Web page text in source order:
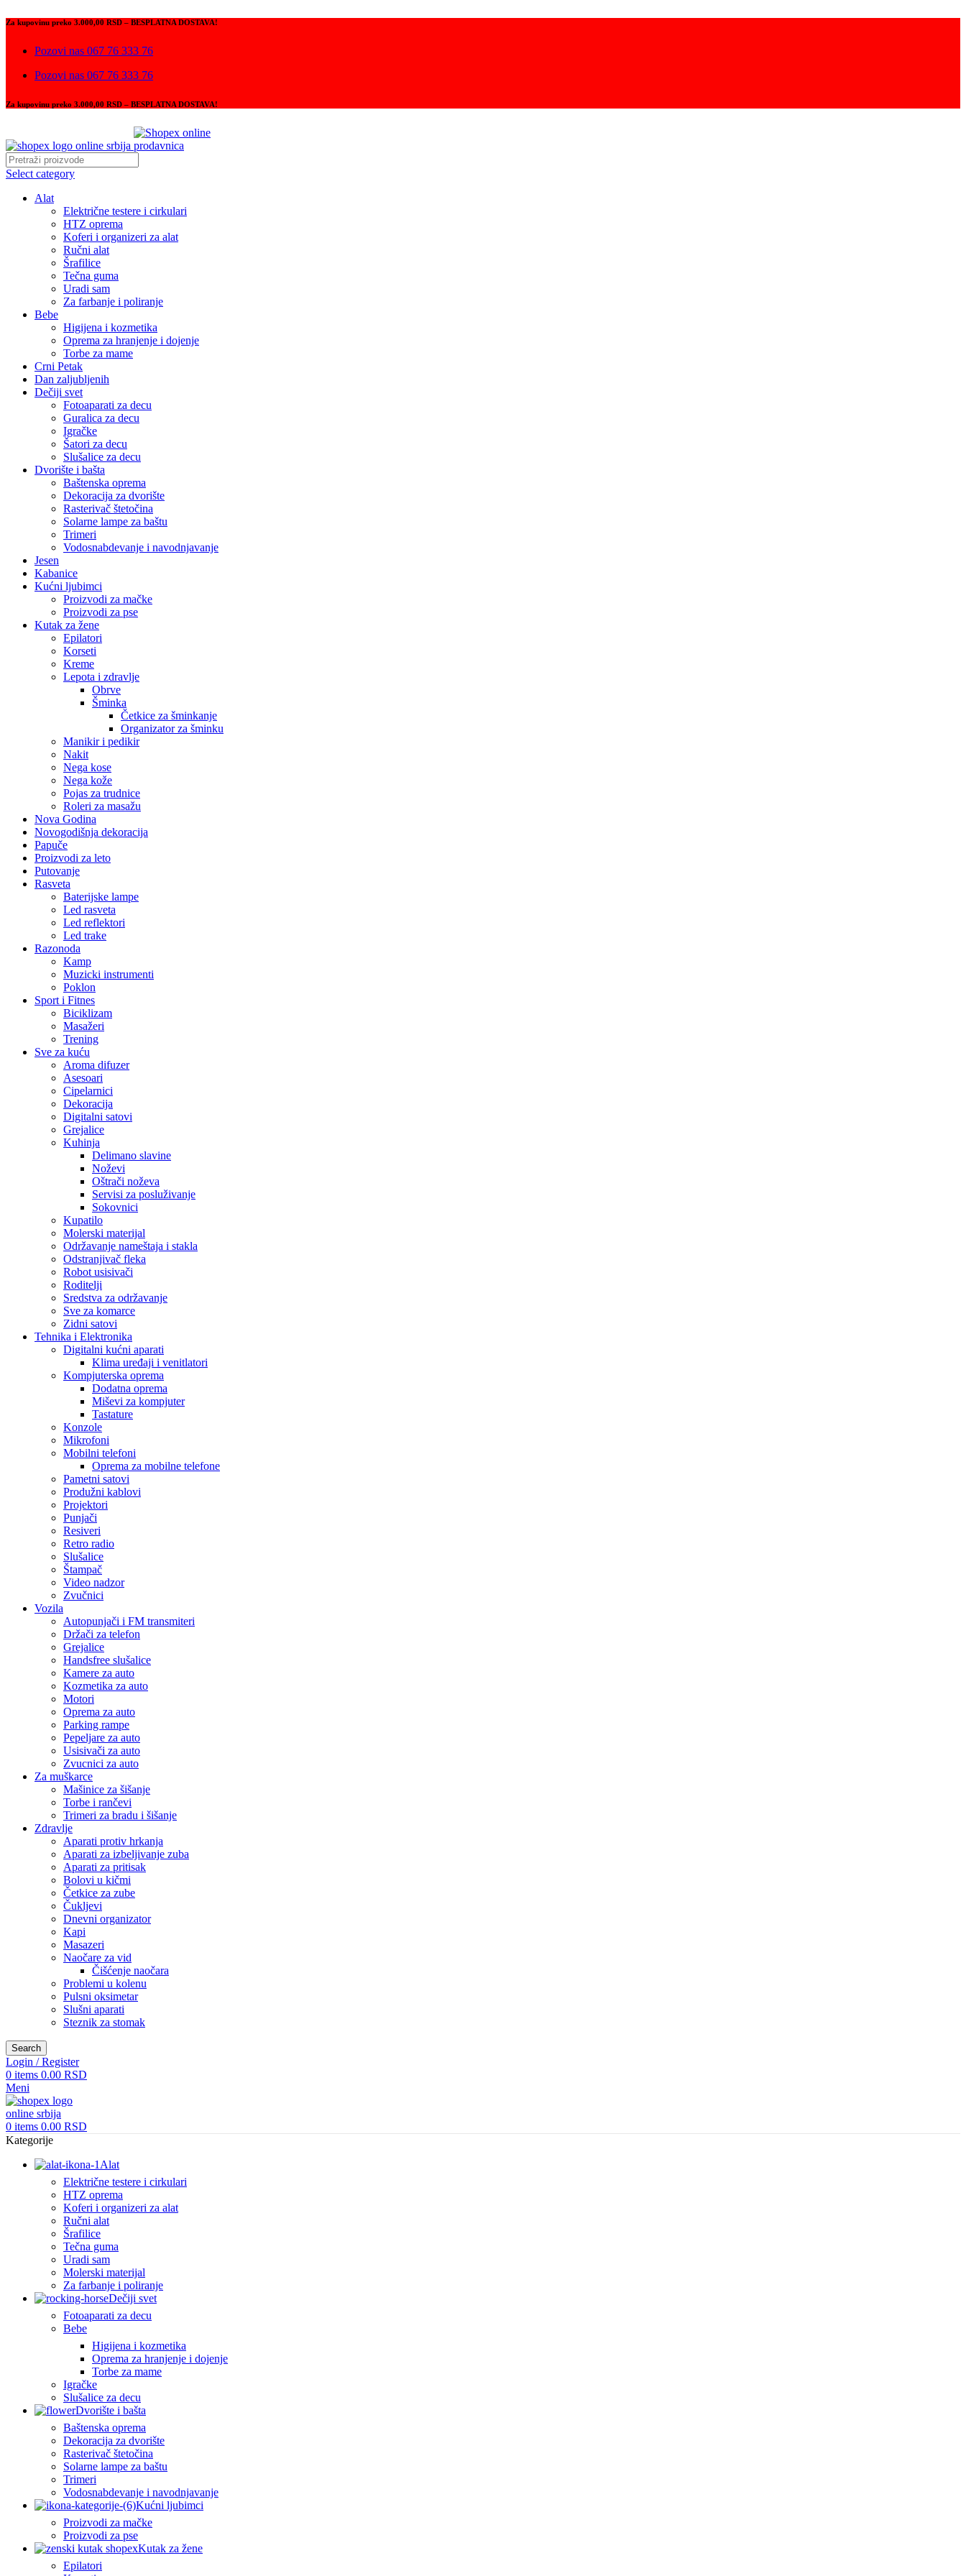
Za kupovinu preko 3.000,00 RSD – BESPLATNA DOSTAVA!
Pozovi nas 067 76 333 76
Pozovi nas 067 76 333 76
Za kupovinu preko 3.000,00 RSD – BESPLATNA DOSTAVA!
Select category
Alat
Električne testere i cirkulari
HTZ oprema
Koferi i organizeri za alat
Ručni alat
Šrafilice
Tečna guma
Uradi sam
Za farbanje i poliranje
Bebe
Higijena i kozmetika
Oprema za hranjenje i dojenje
Torbe za mame
Crni Petak
Dan zaljubljenih
Dečiji svet
Fotoaparati za decu
Guralica za decu
Igračke
Šatori za decu
Slušalice za decu
Dvorište i bašta
Baštenska oprema
Dekoracija za dvorište
Rasterivač štetočina
Solarne lampe za baštu
Trimeri
Vodosnabdevanje i navodnjavanje
Jesen
Kabanice
Kućni ljubimci
Proizvodi za mačke
Proizvodi za pse
Kutak za žene
Epilatori
Korseti
Kreme
Lepota i zdravlje
Obrve
Šminka
Četkice za šminkanje
Organizator za šminku
Manikir i pedikir
Nakit
Nega kose
Nega kože
Pojas za trudnice
Roleri za masažu
Nova Godina
Novogodišnja dekoracija​
Papuče
Proizvodi za leto
Putovanje
Rasveta
Baterijske lampe
Led rasveta
Led reflektori
Led trake
Razonoda
Kamp
Muzicki instrumenti
Poklon
Sport i Fitnes
Biciklizam
Masažeri
Trening
Sve za kuću
Aroma difuzer
Asesoari
Cipelarnici
Dekoracija
Digitalni satovi
Grejalice
Kuhinja
Delimano slavine
Noževi
Oštrači noževa
Servisi za posluživanje
Sokovnici
Kupatilo
Molerski materijal
Održavanje nameštaja i stakla
Odstranjivač fleka
Robot usisivači
Roditelji
Sredstva za održavanje
Sve za komarce
Zidni satovi
Tehnika i Elektronika
Digitalni kućni aparati
Klima uređaji i venitlatori
Kompjuterska oprema
Dodatna oprema
Miševi za kompjuter
Tastature
Konzole
Mikrofoni
Mobilni telefoni
Oprema za mobilne telefone
Pametni satovi
Produžni kablovi
Projektori
Punjači
Resiveri
Retro radio
Slušalice
Štampač
Video nadzor
Zvučnici
Vozila
Autopunjači i FM transmiteri
Držači za telefon
Grejalice
Handsfree slušalice
Kamere za auto
Kozmetika za auto
Motori
Oprema za auto
Parking rampe
Pepeljare za auto
Usisivači za auto
Zvucnici za auto
Za muškarce
Mašinice za šišanje
Torbe i rančevi
Trimeri za bradu i šišanje
Zdravlje
Aparati protiv hrkanja
Aparati za izbeljivanje zuba
Aparati za pritisak
Bolovi u kičmi
Četkice za zube
Čukljevi
Dnevni organizator
Kapi
Masazeri
Naočare za vid
Čišćenje naočara
Problemi u kolenu
Pulsni oksimetar
Slušni aparati
Steznik za stomak
Search
Login / Register
0 items 0.00 RSD
Meni
0 items 0.00 RSD
Kategorije
Alat
Električne testere i cirkulari
HTZ oprema
Koferi i organizeri za alat
Ručni alat
Šrafilice
Tečna guma
Uradi sam
Molerski materijal
Za farbanje i poliranje
Dečiji svet
Fotoaparati za decu
Bebe
Higijena i kozmetika
Oprema za hranjenje i dojenje
Torbe za mame
Igračke
Slušalice za decu
Dvorište i bašta
Baštenska oprema
Dekoracija za dvorište
Rasterivač štetočina
Solarne lampe za baštu
Trimeri
Vodosnabdevanje i navodnjavanje
Kućni ljubimci
Proizvodi za mačke
Proizvodi za pse
Kutak za žene
Epilatori